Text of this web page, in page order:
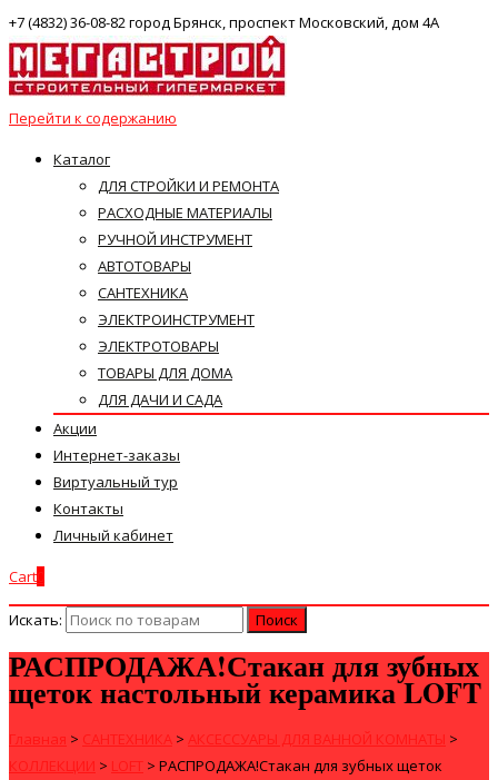
+7 (4832) 36-08-82 город Брянск, проспект Московский, дом 4А
Перейти к содержанию
Каталог
ДЛЯ СТРОЙКИ И РЕМОНТА
РАСХОДНЫЕ МАТЕРИАЛЫ
РУЧНОЙ ИНСТРУМЕНТ
АВТОТОВАРЫ
САНТЕХНИКА
ЭЛЕКТРОИНСТРУМЕНТ
ЭЛЕКТРОТОВАРЫ
ТОВАРЫ ДЛЯ ДОМА
ДЛЯ ДАЧИ И САДА
Акции
Интернет-заказы
Виртуальный тур
Контакты
Личный кабинет
Cart
Искать:
РАСПРОДАЖА!Стакан для зубных
щеток настольный керамика LOFT
Главная > САНТЕХНИКА > АКСЕССУАРЫ ДЛЯ ВАННОЙ КОМНАТЫ >
КОЛЛЕКЦИИ > LOFT > РАСПРОДАЖА!Стакан для зубных щеток